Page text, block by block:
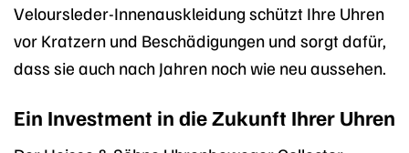
Veloursleder-Innenauskleidung schützt Ihre Uhren
vor Kratzern und Beschädigungen und sorgt dafür,
dass sie auch nach Jahren noch wie neu aussehen.
Ein Investment in die Zukunft Ihrer Uhren